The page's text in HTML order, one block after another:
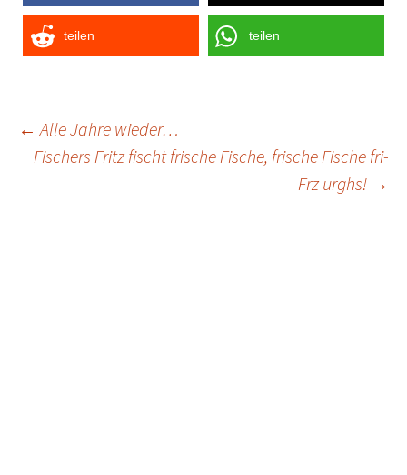
teilen teilen
Post
← Alle Jahre wieder…
Fischers Fritz fischt frische Fische, frische Fische fri-
Frz urghs! →